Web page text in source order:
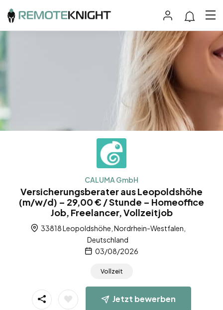
CALUMA GmbH
Versicherungsberater aus Leopoldshöhe
(m/w/d) – 29,00 € / Stunde – Homeoffice
Job, Freelancer, Vollzeitjob
33818 Leopoldshöhe, Nordrhein-Westfalen,
Deutschland
03/08/2026
Vollzeit
Jetzt bewerben